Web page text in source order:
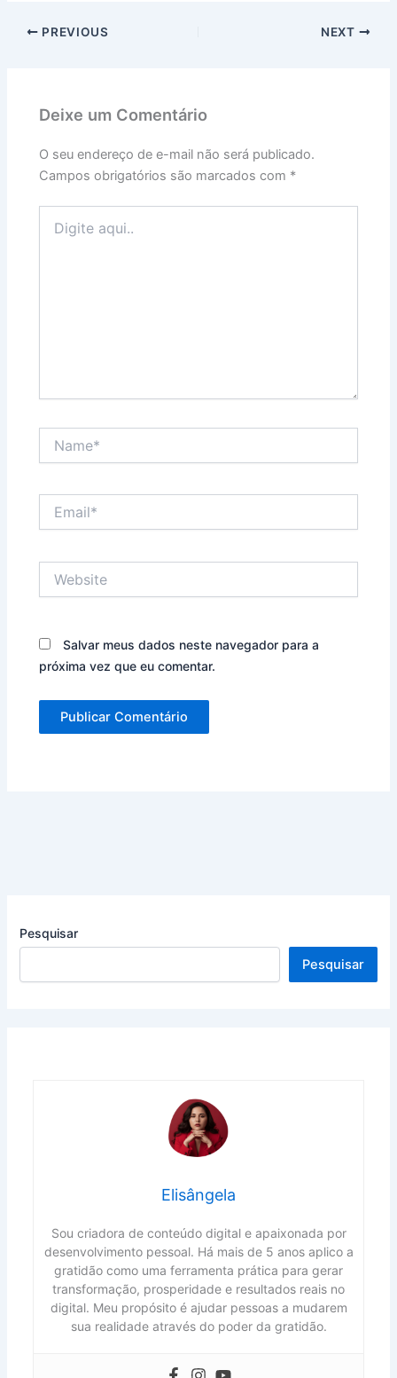
PREVIOUS NEXT
Deixe um Comentário
O seu endereço de e-mail não será publicado.
Campos obrigatórios são marcados com *
aqui..
Salvar meus dados neste navegador para a
próxima vez que eu comentar.
Pesquisar
Pesquisar
Elisângela
Sou criadora de conteúdo digital e apaixonada por
desenvolvimento pessoal. Há mais de 5 anos aplico a
gratidão como uma ferramenta prática para gerar
transformação, prosperidade e resultados reais no
digital. Meu propósito é ajudar pessoas a mudarem
sua realidade através do poder da gratidão.